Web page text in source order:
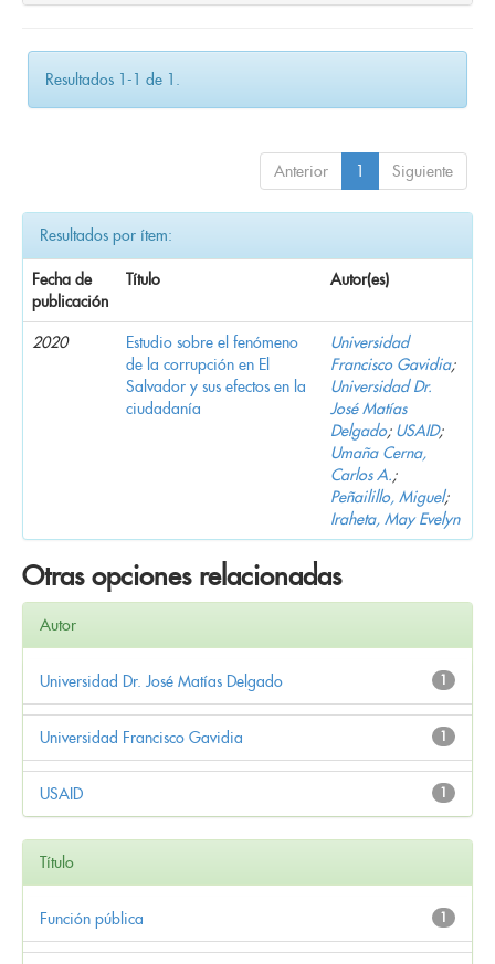
Resultados 1-1 de 1.
Anterior 1 Siguiente
Resultados por ítem:
Fecha de
publicación
Título Autor(es)
2020
Estudio sobre el fenómeno
de la corrupción en El
Salvador y sus efectos en la
ciudadanía
Universidad
Francisco Gavidia;
Universidad Dr.
José Matías
Delgado; USAID;
Umaña Cerna,
Carlos A.;
Peñailillo, Miguel;
Iraheta, May Evelyn
Otras opciones relacionadas
Autor
1
Universidad Dr. José Matías Delgado
1
Universidad Francisco Gavidia
1
USAID
Título
1
Función pública